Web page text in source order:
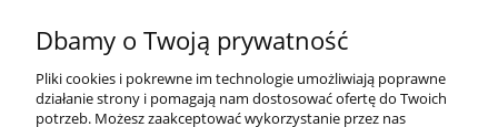
POMOC
Dbamy o Twoją prywatność
Pliki cookies i pokrewne im technologie umożliwiają poprawne
działanie strony i pomagają nam dostosować ofertę do Twoich
potrzeb. Możesz zaakceptować wykorzystanie przez nas